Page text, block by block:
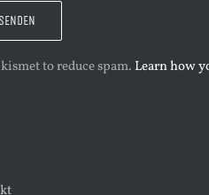
to reduce spam. Learn how